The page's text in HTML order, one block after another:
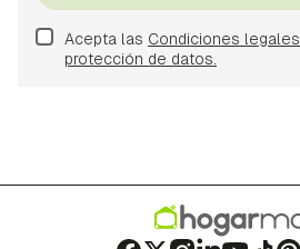
Acepta las Condiciones legales
protección de datos.